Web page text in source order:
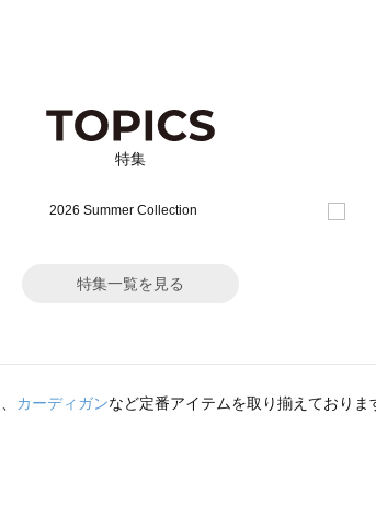
特集
特集一覧を見る
、 カーディガンなど定番アイテムを取り揃えておりま